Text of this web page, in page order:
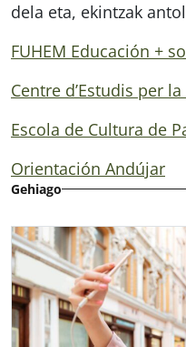
dela eta, ekintzak
FUHEM Educación +
Centre d’Estudis per
Escola de Cultura de
Orientación Andújar
Gehiago